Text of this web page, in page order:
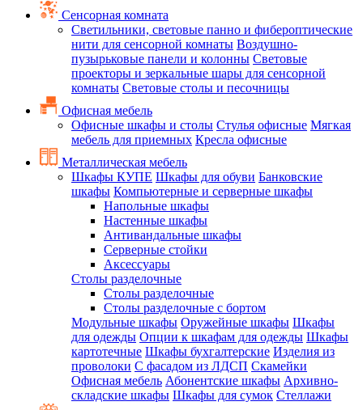
Сенсорная комната
Светильники, световые панно и фибероптические
нити для сенсорной комнаты Воздушно-
пузырьковые панели и колонны Световые
проекторы и зеркальные шары для сенсорной
комнаты Световые столы и песочницы
Офисная мебель
Офисные шкафы и столы Стулья офисные Мягкая
мебель для приемных Кресла офисные
Металлическая мебель
Шкафы КУПЕ Шкафы для обуви Банковские
шкафы Компьютерные и серверные шкафы
Напольные шкафы
Настенные шкафы
Антивандальные шкафы
Серверные стойки
Аксессуары
Столы разделочные
Столы разделочные
Столы разделочные с бортом
Модульные шкафы Оружейные шкафы Шкафы
для одежды Опции к шкафам для одежды Шкафы
картотечные Шкафы бухгалтерские Изделия из
проволоки С фасадом из ЛДСП Скамейки
Офисная мебель Абонентские шкафы Архивно-
складские шкафы Шкафы для сумок Стеллажи